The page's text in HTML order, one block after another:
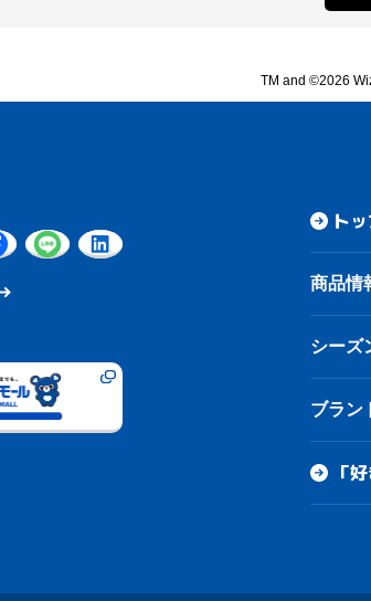
TM and ©2026
ト
商品情
シーズ
ブラン
「